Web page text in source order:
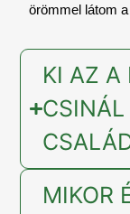
örömmel látom
KI AZ A
CSINÁL
MIKOR